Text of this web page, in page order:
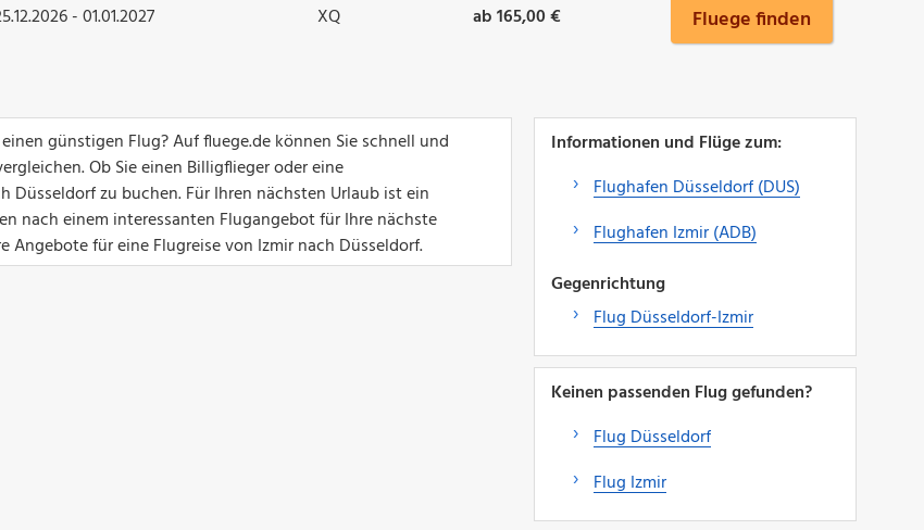
- 01.01.2027 XQ ab 165,00 € Fluege finden
günstigen Flug? Auf fluege.de können Sie schnell und
Ob Sie einen Billigflieger oder eine
zu buchen. Für Ihren nächsten Urlaub ist ein
nach einem interessanten Flugangebot für Ihre nächste
Angebote für eine Flugreise von Izmir nach Düsseldorf.
Informationen und Flüge zum:
Flughafen Düsseldorf (DUS)
Flughafen Izmir (ADB)
Gegenrichtung
Flug Düsseldorf-Izmir
Keinen passenden Flug gefunden?
Flug Düsseldorf
Flug Izmir